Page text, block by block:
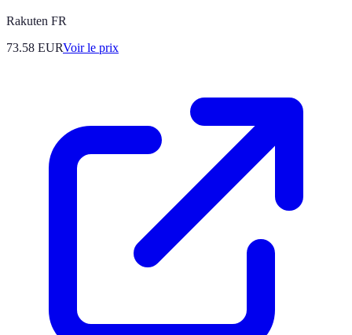
Rakuten FR
73.58 EURVoir le prix